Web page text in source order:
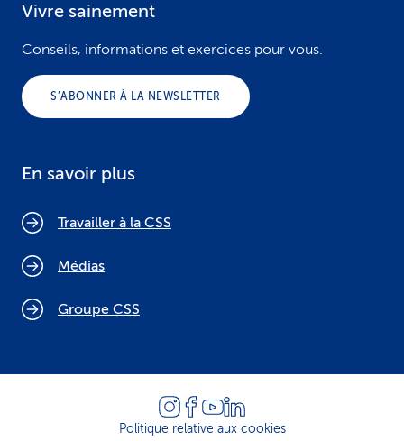
Vivre sainement
Conseils, informations et exercices pour vous.
S’ABONNER À LA NEWSLETTER
En savoir plus
Travailler à la CSS
Médias
Groupe CSS
Politique relative aux cookies